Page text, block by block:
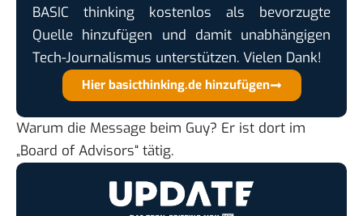
BASIC thinking kostenlos als bevorzugte
Quelle hinzufügen und damit unabhängigen
Tech-Journalismus unterstützen. Vielen Dank!
Hier basicthinking.de hinzufügen
Warum die Message beim Guy? Er ist dort im
„Board of Advisors“ tätig.